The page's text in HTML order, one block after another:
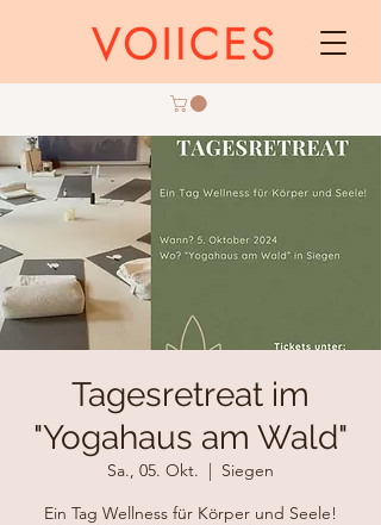
Tagesretreat im
"Yogahaus am Wald"
Sa., 05. Okt.
  |
Siegen
Ein Tag Wellness für Körper und Seele!